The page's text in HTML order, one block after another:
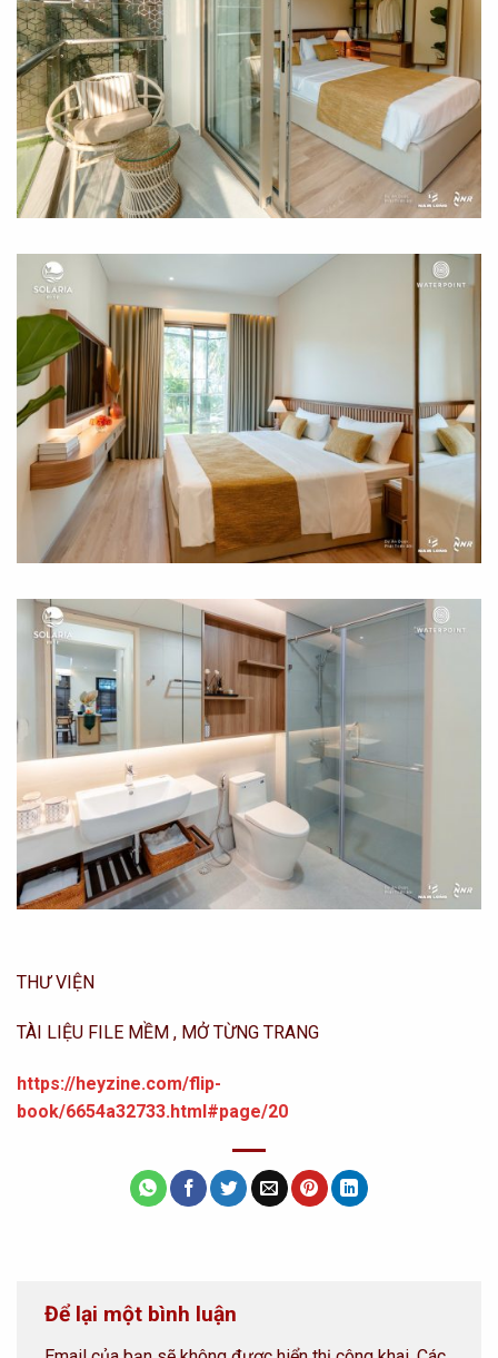
THƯ VIỆN
TÀI LIỆU FILE MỀM , MỞ TỪNG TRANG
https://heyzine.com/flip-
book/6654a32733.html#page/20
Để lại một bình luận